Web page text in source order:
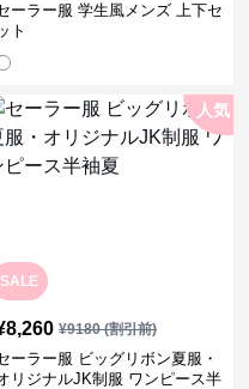
ーラー服 学生風メンズ 上下セ
ト
SALE
人気
8,260 ¥9180(割引前)
ーラー服 ビッグリボン夏服・
リジナルJK制服 ワンピース半